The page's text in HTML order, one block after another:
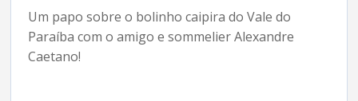
Um papo sobre o bolinho caipira do Vale do
Paraíba com o amigo e sommelier Alexandre
Caetano!